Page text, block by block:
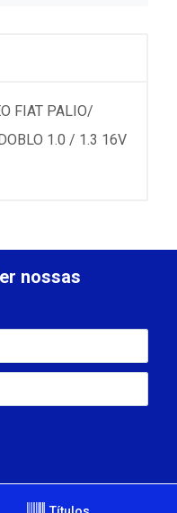
FIAT PALIO/
1.0 / 1.3 16V
nossas